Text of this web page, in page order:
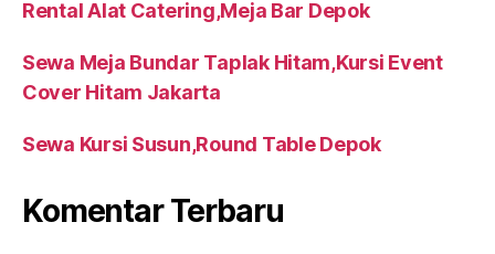
Rental Alat Catering,Meja Bar Depok
Sewa Meja Bundar Taplak Hitam,Kursi Event
Cover Hitam Jakarta
Sewa Kursi Susun,Round Table Depok
Komentar Terbaru